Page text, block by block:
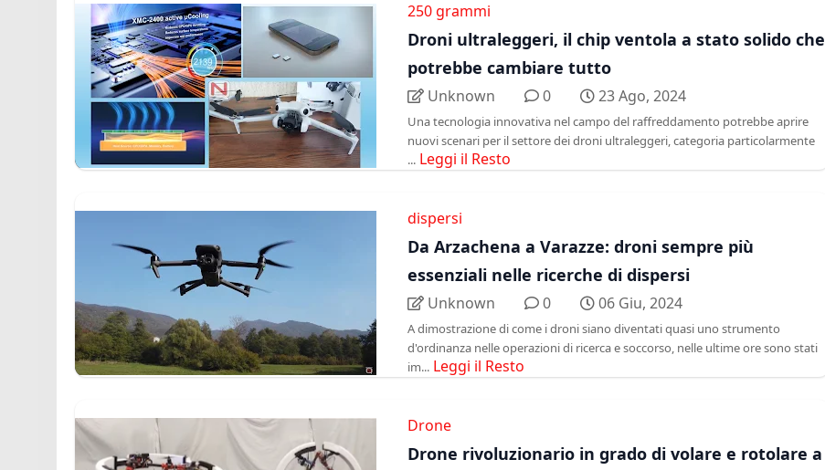
250 grammi
Droni ultraleggeri, il chip ventola a stato solido che
potrebbe cambiare tutto
Unknown 0 23 Ago, 2024
Una tecnologia innovativa nel campo del raffreddamento potrebbe aprire
nuovi scenari per il settore dei droni ultraleggeri, categoria particolarmente
... Leggi il Resto
dispersi
Da Arzachena a Varazze: droni sempre più
essenziali nelle ricerche di dispersi
Unknown 0 06 Giu, 2024
A dimostrazione di come i droni siano diventati quasi uno strumento
d'ordinanza nelle operazioni di ricerca e soccorso, nelle ultime ore sono stati
im... Leggi il Resto
Drone
Drone rivoluzionario in grado di volare e rotolare a